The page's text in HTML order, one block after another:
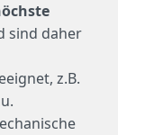
sind daher
z.B.